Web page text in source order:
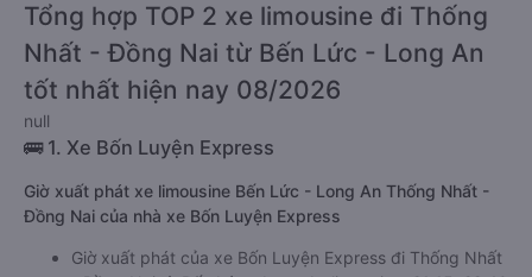
Tổng hợp TOP 2 xe limousine đi Thống
Nhất - Đồng Nai từ Bến Lức - Long An
tốt nhất hiện nay 08/2026
null
🚌 1. Xe Bốn Luyện Express
Giờ xuất phát xe limousine Bến Lức - Long An Thống Nhất -
Đồng Nai của nhà xe Bốn Luyện Express
Giờ xuất phát của xe Bốn Luyện Express đi Thống Nhất